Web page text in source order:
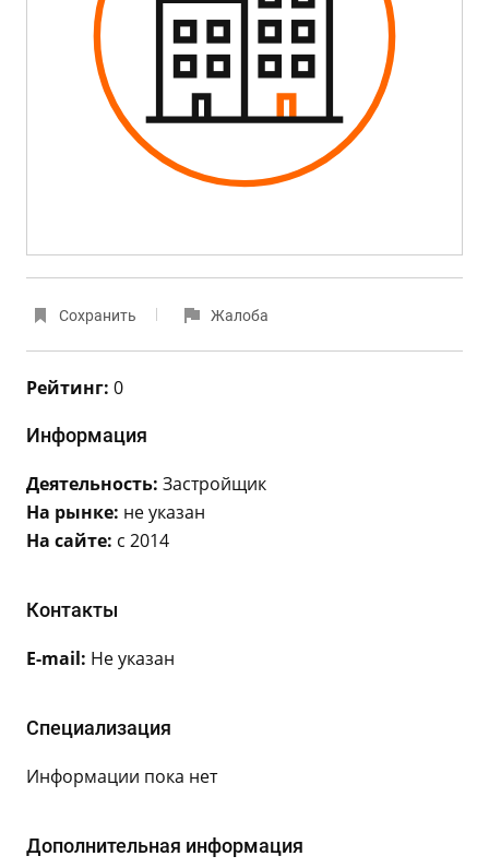
Сохранить Жалоба
Рейтинг: 0
Информация
Деятельность: Застройщик
На рынке: не указан
На сайте: с 2014
Контакты
E-mail: Не указан
Специализация
Информации пока нет
Дополнительная информация